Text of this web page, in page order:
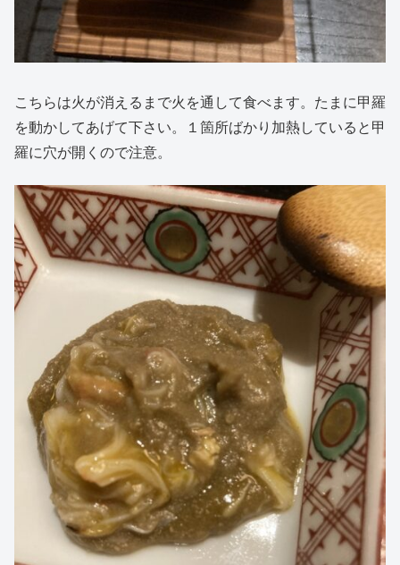
こちらは火が消えるまで火を通して食べます。たまに甲羅
を動かしてあげて下さい。１箇所ばかり加熱していると甲
羅に穴が開くので注意。